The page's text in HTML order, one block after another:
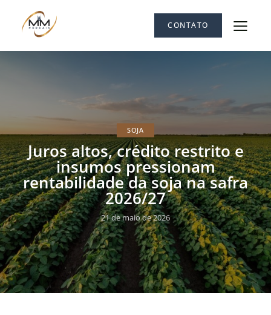
CONTATO
SOJA
Juros altos, crédito restrito e
insumos pressionam
rentabilidade da soja na safra
2026/27
21 de maio de 2026